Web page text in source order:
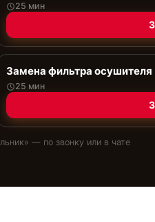
25 мин
Замена фильтра осушителя
25 мин
» — по звонку или в чате